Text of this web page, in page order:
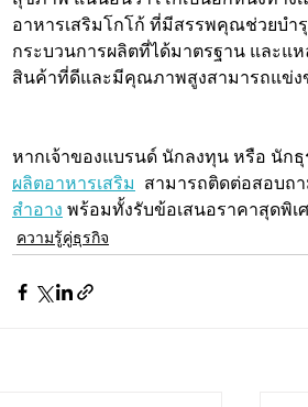
อาหารเสริมโกโก้ ที่มีสรรพคุณช่วยบำ
กระบวนการผลิตที่ได้มาตรฐาน และแ
สินค้าที่ดีและมีคุณภาพสูงสามารถแข่ง
หากเจ้าของแบรนด์ นักลงทุน หรือ นัก
ผลิตอาหารเสริม
สามารถติดต่อสอบถ
สำอาง พร้อมทั้งรับข้อเสนอราคาสุดพิเ
ความรู้คู่ธุรกิจ